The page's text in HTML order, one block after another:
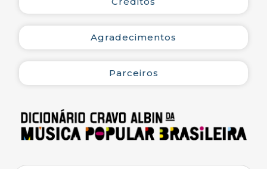
Livro de São Paulo”, no Parque do Anhembi, no
bairro de Santana, no Centro de São Paulo.
No ano de 2025 lançou, pela Editora Tocando
Palavras, os livros “Amizade é Tudo” e a biografia
“Delcio Carvalho – Profissão Compositor”, com
sessões de autógrafos na “Bienal de Campos de
Zona Oeste, na Livraria Triunfo, em Irajá, na Zona
Norte, e na Livraria Folha Seca, no Centro da
cidade do Rio de Janeiro, com uma roda de samba
Agradecimentos
Parceiros